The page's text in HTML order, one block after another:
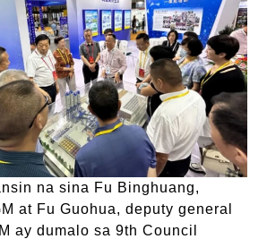
na sina Fu Binghuang,
at Fu Guohua, deputy general
ay dumalo sa 9th Council